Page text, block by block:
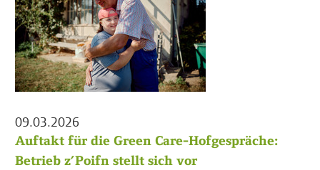
09.03.2026
Auftakt für die Green Care-Hofgespräche:
Betrieb z’Poifn stellt sich vor